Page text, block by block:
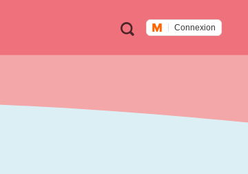
Métanavigation
RechercheConnexion